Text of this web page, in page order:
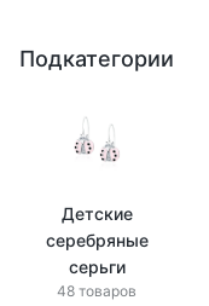
Подкатегории
Детские
серебряные
серьги
48 товаров